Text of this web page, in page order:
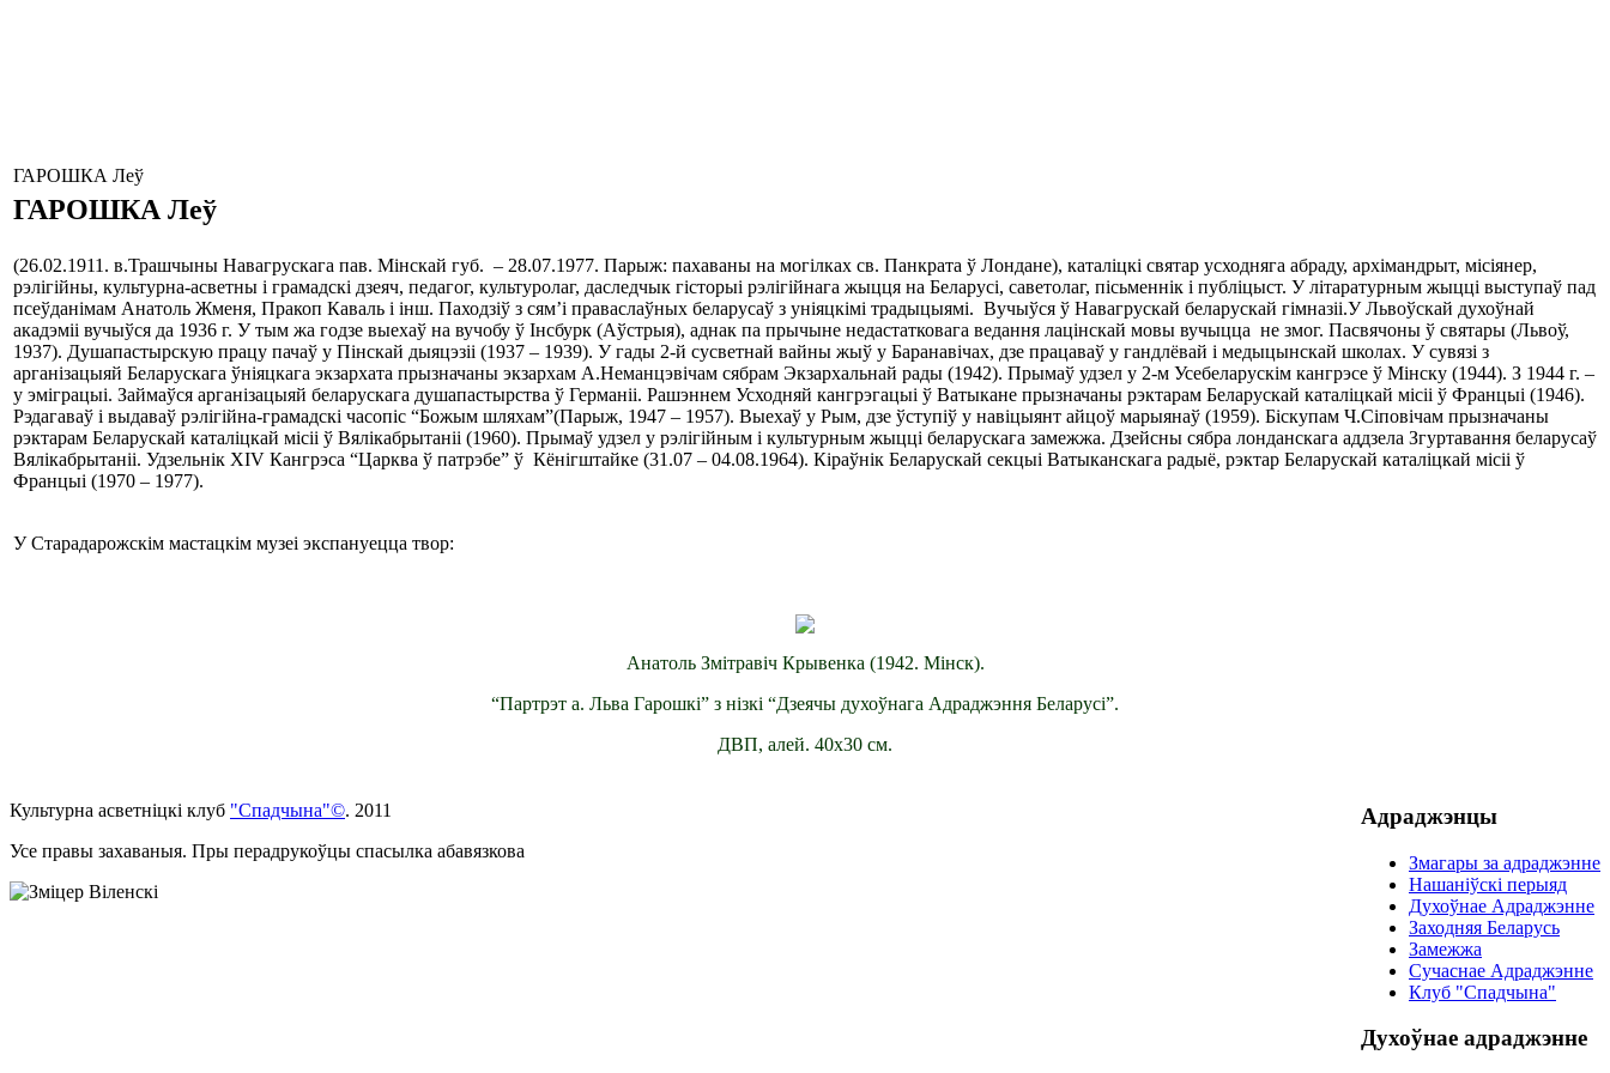
ГАРОШКА Леў
ГАРОШКАЛеў
(26.02.1911. в.Трашчыны Навагрускага пав. Мінскай губ. – 28.07.1977. Парыж: пахаваны на могілках св. Панкрата ў Лондане), каталіцкі святар усходняга абраду, архімандрыт, місіянер,
рэлігійны, культурна-асветны і грамадскі дзеяч, педагог, культуролаг, даследчык гісторыі рэлігійнага жыцця на Беларусі, саветолаг, пісьменнік і публіцыст. У літаратурным жыцці выступаў пад
псеўданімам Анатоль Жменя, Пракоп Каваль і інш. Паходзіў з сям’і праваслаўных беларусаў з уніяцкімі традыцыямі. Вучыўся ў Навагрускай беларускай гімназіі.У Львоўскай духоўнай
акадэміі вучыўся да 1936 г. У тым жа годзе выехаў на вучобу ў Інсбурк (Аўстрыя), аднак па прычыне недастатковага ведання лацінскай мовы вучыцца не змог. Пасвячоны ў святары (Львоў,
1937). Душапастырскую працу пачаў у Пінскай дыяцэзіі (1937 – 1939). У гады 2-й сусветнай вайны жыў у Баранавічах, дзе працаваў у гандлёвай і медыцынскай школах. У сувязі з
арганізацыяй Беларускага ўніяцкага экзархата прызначаны экзархам А.Неманцэвічам сябрам Экзархальнай рады (1942). Прымаў удзел у 2-м Усебеларускім кангрэсе ў Мінску (1944). З 1944 г. –
у эміграцыі. Займаўся арганізацыяй беларускага душапастырства ў Германіі. Рашэннем Усходняй кангрэгацыі ў Ватыкане прызначаны рэктарам Беларускай каталіцкай місіі ў Францыі (1946).
Рэдагаваў і выдаваў рэлігійна-грамадскі часопіс “Божым шляхам”(Парыж, 1947 – 1957). Выехаў у Рым, дзе ўступіў у навіцыянт айцоў марыянаў (1959). Біскупам Ч.Сіповічам прызначаны
рэктарам Беларускай каталіцкай місіі ў Вялікабрытаніі (1960). Прымаў удзел у рэлігійным і культурным жыцці беларускага замежжа. Дзейсны сябра лонданскага аддзела Згуртавання беларусаў
Вялікабрытаніі. Удзельнік ХІV Кангрэса “Царква ў патрэбе” ў Кёнігштайке (31.07 – 04.08.1964). Кіраўнік Беларускай секцыі Ватыканскага радыё, рэктар Беларускай каталіцкай місіі ў
Францыі (1970 – 1977).
У Старадарожскім мастацкім музеі экспануецца твор:
Анатоль Змітравіч Крывенка (1942. Мінск).
“Партрэт а. Льва Гарошкі” з нізкі “Дзеячы духоўнага Адраджэння Беларусі”.
ДВП, алей. 40х30 см.
Адраджэнцы
Змагары за адраджэнне
Нашаніўскі перыяд
Духоўнае Адраджэнне
Заходняя Беларусь
Замежжа
Сучаснае Адраджэнне
Клуб "Спадчына"
Духоўнае адраджэнне
Культурна асветнiцкi клуб "Спадчына"©. 2011
Усе правы захаваныя. Пры перадрукоўцы спасылка абавязкова